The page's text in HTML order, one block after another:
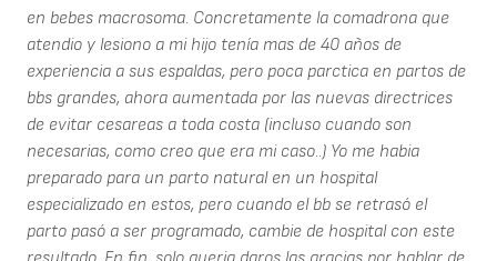
en bebes macrosoma. Concretamente la comadrona que
atendio y lesiono a mi hijo tenía mas de 40 años de
experiencia a sus espaldas, pero poca parctica en partos de
bbs grandes, ahora aumentada por las nuevas directrices
de evitar cesareas a toda costa (incluso cuando son
necesarias, como creo que era mi caso..) Yo me habia
preparado para un parto natural en un hospital
especializado en estos, pero cuando el bb se retrasó el
parto pasó a ser programado, cambie de hospital con este